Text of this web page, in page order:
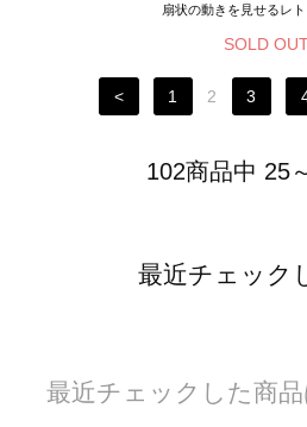
扇状の動きを見せるレ
SOLD
< 1 2 3
102商品中 25
最近チェック
最近チェックした商